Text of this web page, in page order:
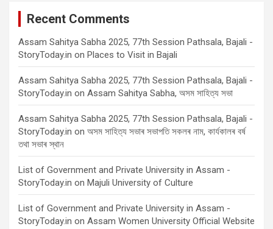
Recent Comments
Assam Sahitya Sabha 2025, 77th Session Pathsala, Bajali -
StoryToday.in on Places to Visit in Bajali
Assam Sahitya Sabha 2025, 77th Session Pathsala, Bajali -
StoryToday.in on Assam Sahitya Sabha, অসম সাহিত্য সভা
Assam Sahitya Sabha 2025, 77th Session Pathsala, Bajali -
StoryToday.in on অসম সাহিত্য সভাৰ সভাপতি সকলৰ নাম, কাৰ্যকালৰ বৰ্ষ
তথা সভাৰ স্থান
List of Government and Private University in Assam -
StoryToday.in on Majuli University of Culture
List of Government and Private University in Assam -
StoryToday.in on Assam Women University Official Website